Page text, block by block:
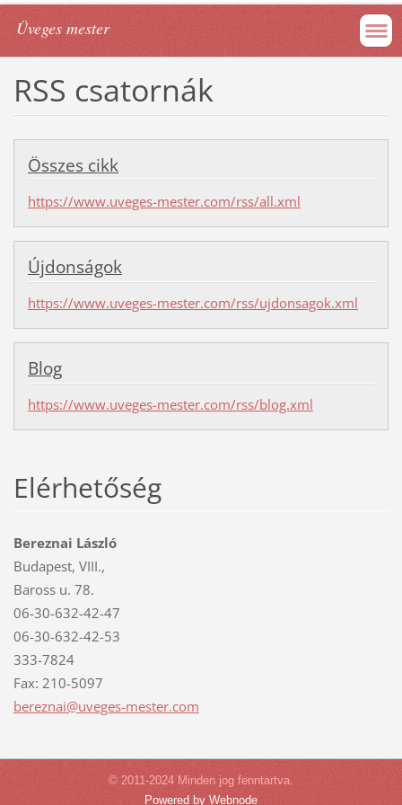
Üveges mester
RSS csatornák
Összes cikk
https://www.uveges-mester.com/rss/all.xml
Újdonságok
https://www.uveges-mester.com/rss/ujdonsagok.xml
Blog
https://www.uveges-mester.com/rss/blog.xml
Elérhetőség
Bereznai László
Budapest, VIII.,
Baross u. 78.
06-30-632-42-47
06-30-632-42-53
333-7824
Fax: 210-5097
bereznai@uveges-mester.com
© 2011-2024 Minden jog fenntartva.
Powered by Webnode